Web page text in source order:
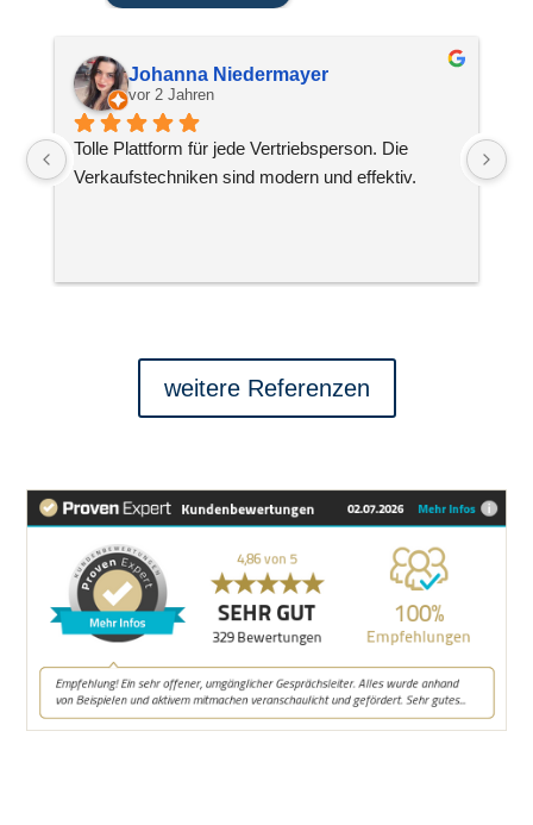
Johanna Niedermayer
vor 2 Jahren
Tolle Plattform für jede Vertriebsperson. Die
Verkaufstechniken sind modern und effektiv.
weitere Referenzen